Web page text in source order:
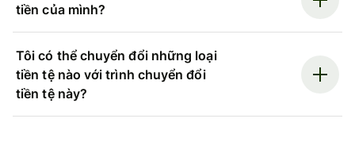
tiền của mình?
Tôi có thể chuyển đổi những loại
tiền tệ nào với trình chuyển đổi
tiền tệ này?